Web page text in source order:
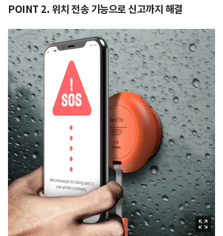
POINT 2. 위치 전송 기능으로 신고까지 해결